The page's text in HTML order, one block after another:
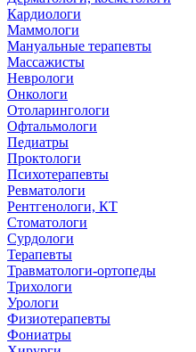
Кардиологи
Маммологи
Мануальные терапевты
Массажисты
Неврологи
Онкологи
Отоларингологи
Офтальмологи
Педиатры
Проктологи
Психотерапевты
Ревматологи
Рентгенологи, КТ
Стоматологи
Сурдологи
Терапевты
Травматологи-ортопеды
Трихологи
Урологи
Физиотерапевты
Фониатры